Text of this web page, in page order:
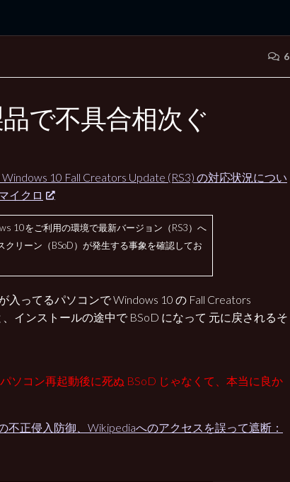
6
で不具合相次ぐ
10 Fall Creators Update (RS3) の対応状況につい
イクロ
10をご利用の環境で最新バージョン（RS3）へ
クリーン（BSoD）が発生する事象を確認してお
入ってるパソコンで Windows 10 の Fall Creators
インストールの途中で BSoD になって 元に戻されるそ
パソコン再起動後に死ぬ BSoD じゃなくて、本当に良か
不正侵入防御、Wikipediaへのアクセスを誤って遮断：